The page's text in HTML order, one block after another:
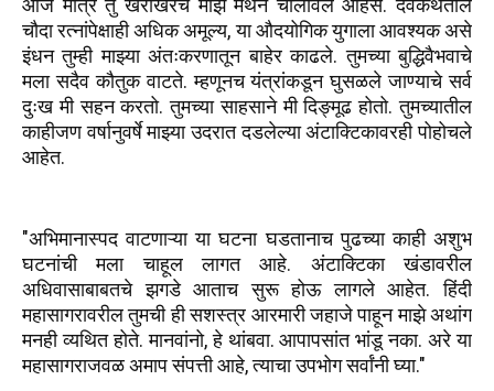
आज मात्र तु खरोखरच माझे मंथन चालविले आहेस. देवकथेतील
चौदा रत्नांपेक्षाही अधिक अमूल्य, या औदयोगिक युगाला आवश्यक असे
इंधन तुम्ही माझ्या अंतःकरणातून बाहेर काढले. तुमच्या बुद्धिवैभवाचे
मला सदैव कौतुक वाटते. म्हणूनच यंत्रांकडून घुसळले जाण्याचे सर्व
दुःख मी सहन करतो. तुमच्या साहसाने मी दिङ्मूढ होतो. तुमच्यातील
काहीजण वर्षानुवर्षे माझ्या उदरात दडलेल्या अंटाक्टिकावरही पोहोचले
आहेत.
"अभिमानास्पद वाटणाऱ्या या घटना घडतानाच पुढच्या काही अशुभ
घटनांची मला चाहूल लागत आहे. अंटाक्टिका खंडावरील
अधिवासाबाबतचे झगडे आताच सुरू होऊ लागले आहेत. हिंदी
महासागरावरील तुमची ही सशस्त्र आरमारी जहाजे पाहून माझे अथांग
मनही व्यथित होते. मानवांनो, हे थांबवा. आपापसांत भांडू नका. अरे या
महासागराजवळ अमाप संपत्ती आहे, त्याचा उपभोग सर्वांनी घ्या."